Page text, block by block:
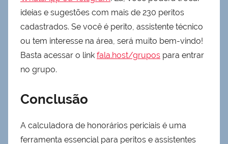
ideias e sugestões com mais de 230 peritos
cadastrados. Se você é perito, assistente técnico
ou tem interesse na área, será muito bem-vindo!
Basta acessar o link fala.host/grupos para entrar
no grupo.
Conclusão
A calculadora de honorários periciais é uma
ferramenta essencial para peritos e assistentes